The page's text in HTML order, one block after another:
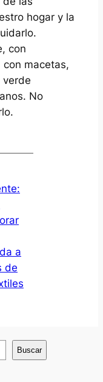
hogar y la
con
macetas,
verde
No
a
de
Buscar